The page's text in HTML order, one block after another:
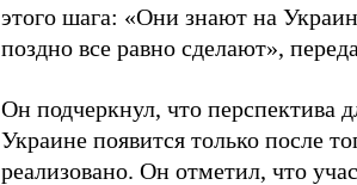
этого шага: «Они знают на
поздно все равно сделают»,
Он подчеркнул, что перспектива
Украине появится только после
реализовано. Он отметил, что